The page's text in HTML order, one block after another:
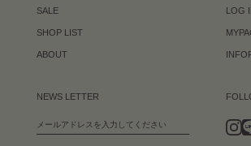
SALE
SHOP LIST
ABOUT
NEWS LETTER
LOG